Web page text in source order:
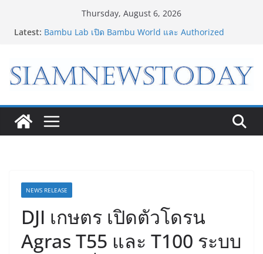
Thursday, August 6, 2026
Latest: Bambu Lab เปิด Bambu World และ Authorized
เจาะเบื้องหลังความสำเร็จของ The 1 Day 2026 จาก
แคมเปญสู่ Shopping Phenomenon ของไทย
แห่งปี พบ CEO “ดร.ปิยะวัฒน์” ถ่ายทอดวิสัยทัศน์ธุรกิจ
พร้อมฟรีคอนเสิร์ต “โชค รถแห่” ยกวง
“ดีโด้” คว้ารางวัล Marketeer ตอกย้ำผู้นำตลาดน้ำผลไม้
Non 100% ครองที่ 1 ในใจผู้บริโภค 8 ปีซ้อน
NEWS RELEASE
DJI เกษตร เปิดตัวโดรน
Agras T55 และ T100 ระบบ